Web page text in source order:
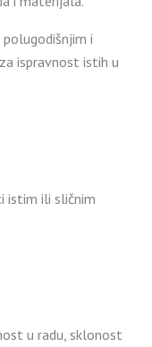
i
ispravnost istih u
istim ili sličnim
u radu, sklonost